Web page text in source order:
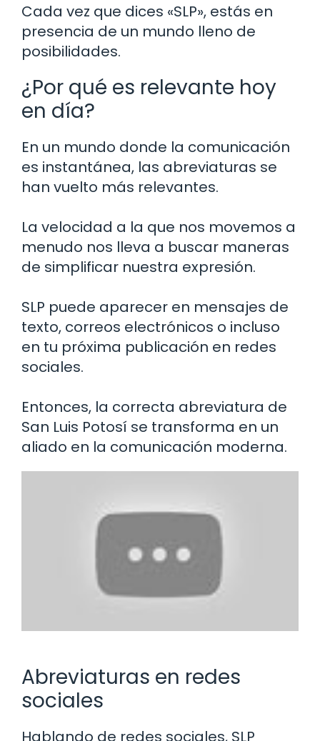
Cada vez que dices «SLP», estás en
presencia de un mundo lleno de
posibilidades.
¿Por qué es relevante hoy
en día?
En un mundo donde la comunicación
es instantánea, las abreviaturas se
han vuelto más relevantes.
La velocidad a la que nos movemos a
menudo nos lleva a buscar maneras
de simplificar nuestra expresión.
SLP puede aparecer en mensajes de
texto, correos electrónicos o incluso
en tu próxima publicación en redes
sociales.
Entonces, la correcta abreviatura de
San Luis Potosí se transforma en un
aliado en la comunicación moderna.
Abreviaturas en redes
sociales
Hablando de redes sociales, SLP